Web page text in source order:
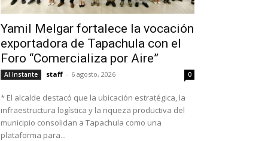
Yamil Melgar fortalece la vocación
exportadora de Tapachula con el
Foro “Comercializa por Aire”
Al Instante staff - 6 agosto, 2026 0
* El alcalde destacó que la ubicación estratégica, la
infraestructura logística y la riqueza productiva del
municipio consolidan a Tapachula como una
plataforma para...